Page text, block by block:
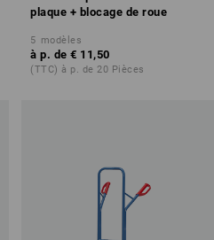
plaque + blocage de roue
5 modèles
à p. de € 11,50
(TTC) à p. de 20 Pièces